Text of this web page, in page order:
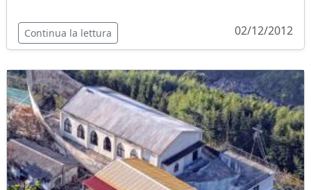
Continua la lettura 02/12/2012